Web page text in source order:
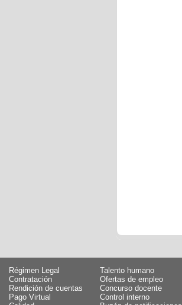
Régimen Legal
Talento humano
Contratación
Ofertas de empleo
Rendición de cuentas
Concurso docente
Pago Virtual
Control interno